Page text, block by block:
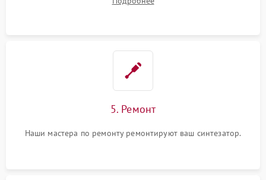
5. Ремонт
Наши мастера по ремонту ремонтируют ваш синтезатор.